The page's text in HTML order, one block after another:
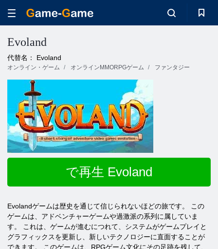
Evoland
代替名： Evoland
オンライン・ゲーム オンラインMMORPGゲーム ファンタジー
で再生 Evoland
Evolandゲームは歴史を通じて信じられないほどの旅です。 この
ゲームは、アドベンチャーゲームや過激派の系列に属していま
す。 これは、ゲームが進むにつれて、システムがゲームプレイと
グラフィックスを更新し、新しいテクノロジーに直面することが
できます。 このゲームは、RPGゲーム文化にその足跡を残して、